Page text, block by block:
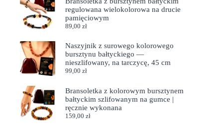
regulowana wielokolorowa na drucie
pamięciowym
89,00 zł
Naszyjnik z surowego kolorowego
bursztynu bałtyckiego —
nieszlifowany, na tarczycę, 45 cm
99,00 zł
Bransoletka z kolorowym bursztynem
bałtyckim szlifowanym na gumce |
ręcznie wykonana
159,00 zł